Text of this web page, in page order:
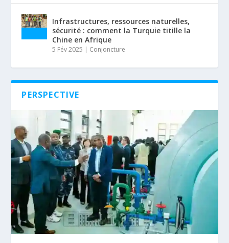
Infrastructures, ressources naturelles,
sécurité : comment la Turquie titille la
Chine en Afrique
5 Fév 2025 Conjoncture
PERSPECTIVE